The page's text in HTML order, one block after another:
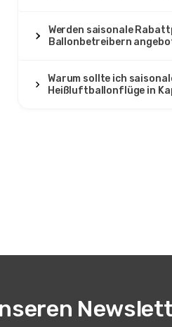
Werden saisonale
Ballonbetreibern
Warum sollte ich
Heißluftballonflüge in